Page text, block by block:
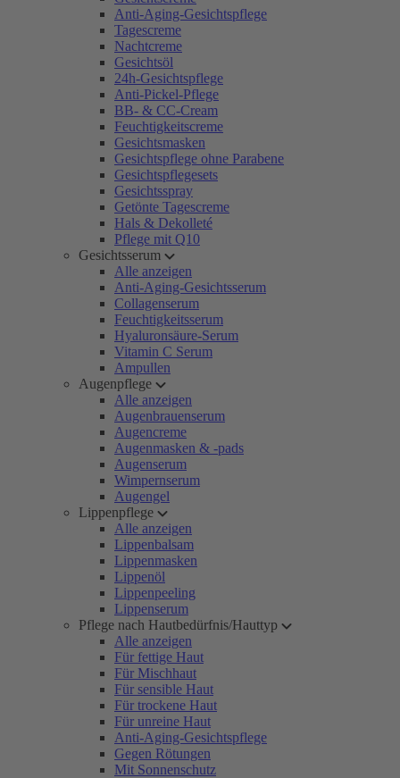
Anti-Aging-Gesichtspflege
Tagescreme
Nachtcreme
Gesichtsöl
24h-Gesichtspflege
Anti-Pickel-Pflege
BB- & CC-Cream
Feuchtigkeitscreme
Gesichtsmasken
Gesichtspflege ohne Parabene
Gesichtspflegesets
Gesichtsspray
Getönte Tagescreme
Hals & Dekolleté
Pflege mit Q10
Gesichtsserum
Alle anzeigen
Anti-Aging-Gesichtsserum
Collagenserum
Feuchtigkeitsserum
Hyaluronsäure-Serum
Vitamin C Serum
Ampullen
Augenpflege
Alle anzeigen
Augenbrauenserum
Augencreme
Augenmasken & -pads
Augenserum
Wimpernserum
Augengel
Lippenpflege
Alle anzeigen
Lippenbalsam
Lippenmasken
Lippenöl
Lippenpeeling
Lippenserum
Pflege nach Hautbedürfnis/Hauttyp
Alle anzeigen
Für fettige Haut
Für Mischhaut
Für sensible Haut
Für trockene Haut
Für unreine Haut
Anti-Aging-Gesichtspflege
Gegen Rötungen
Mit Sonnenschutz